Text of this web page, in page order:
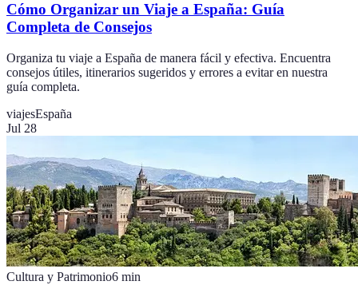
Cómo Organizar un Viaje a España: Guía
Completa de Consejos
Organiza tu viaje a España de manera fácil y efectiva. Encuentra
consejos útiles, itinerarios sugeridos y errores a evitar en nuestra
guía completa.
viajesEspaña
Jul 28
Cultura y Patrimonio6 min